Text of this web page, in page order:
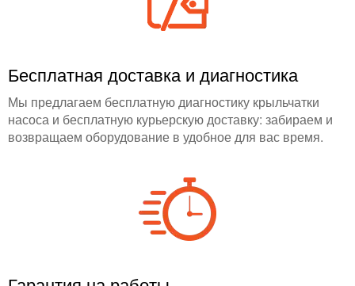
Бесплатная доставка и диагностика
Мы предлагаем бесплатную диагностику крыльчатки
насоса и бесплатную курьерскую доставку: забираем и
возвращаем оборудование в удобное для вас время.